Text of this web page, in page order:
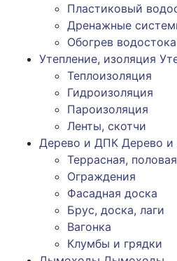
Пластиковый
Дренажные
Обогрев водостока
Утепление, изоляция
Теплоизоляция
Гидроизоляция
Пароизоляция
Ленты, скотчи
Дерево и ДПК Дерево
Террасная,
Ограждения
Фасадная доска
Брус, доска, лаги
Вагонка
Клумбы и грядки